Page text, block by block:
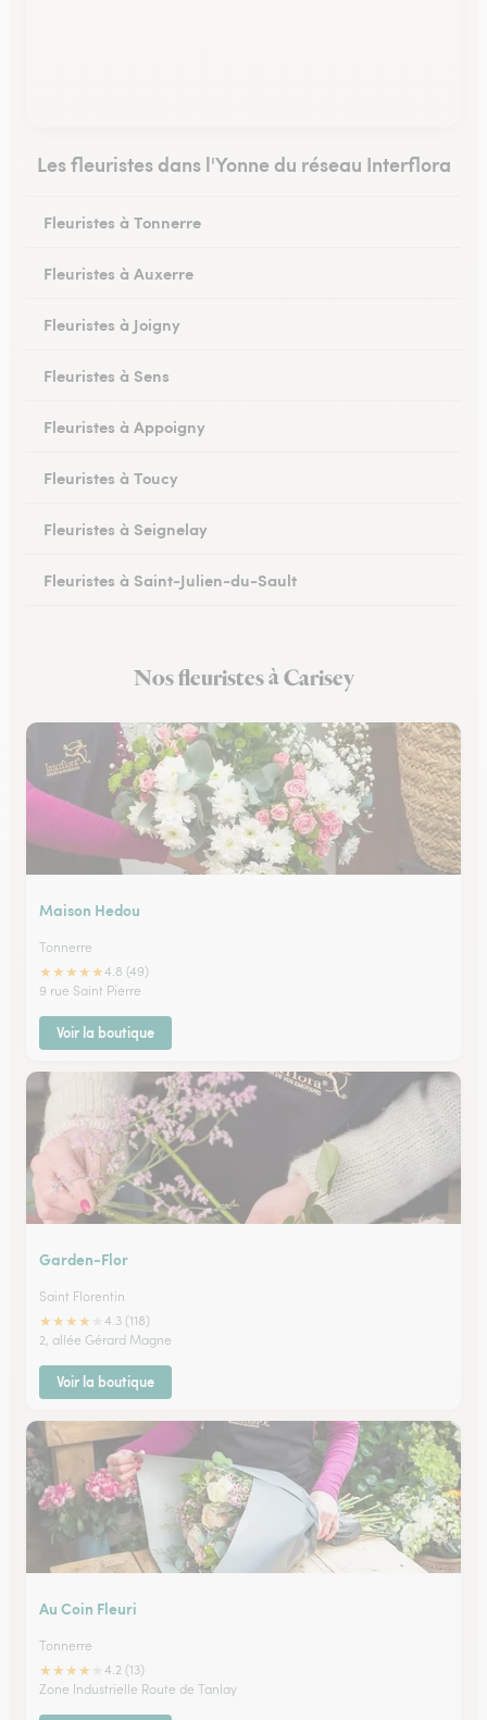
Les fleuristes dans l'Yonne du réseau Interflora
Fleuristes à Tonnerre
Fleuristes à Auxerre
Fleuristes à Joigny
Fleuristes à Sens
Fleuristes à Appoigny
Fleuristes à Toucy
Fleuristes à Seignelay
Fleuristes à Saint-Julien-du-Sault
Fleuristes à MonéteauNos fleuristes à Carisey
Maison Hedou
Tonnerre
★★★★★4.8 (49)
9 rue Saint Pierre
Voir la boutique
Garden-Flor
Saint Florentin
★★★★
4.3 (118)
2, allée Gérard Magne
Voir la boutique
Au Coin Fleuri
Tonnerre
★★★★
4.2 (13)
Zone Industrielle Route de Tanlay